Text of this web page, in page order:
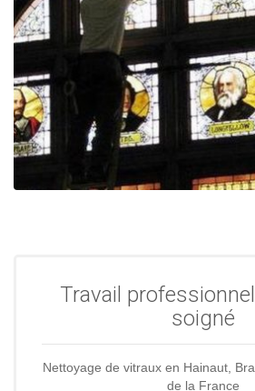
Travail
soigné
Nettoyage de vitraux en Hainaut,
de la France